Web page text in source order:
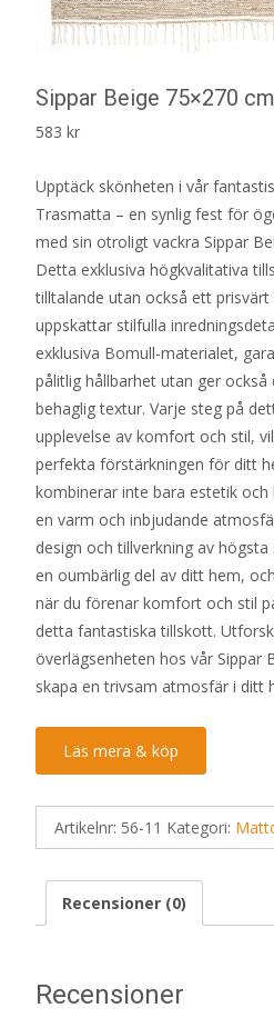
Sippar Beige 75×270 cm
583 kr
Upptäck skönheten i vår
Trasmatta – en synlig fest för
med sin otroligt vackra Sippar
Detta exklusiva högkvalitativa
tilltalande utan också ett
uppskattar stilfulla
exklusiva Bomull-materialet,
pålitlig hållbarhet utan ger
behaglig textur. Varje steg på
upplevelse av komfort och stil,
perfekta förstärkningen för ditt
kombinerar inte bara estetik
en varm och inbjudande
design och tillverkning av
en oumbärlig del av ditt hem,
när du förenar komfort och stil
detta fantastiska tillskott.
överlägsenheten hos vår
skapa en trivsam atmosfär i ditt
Läs mera & köp
Artikelnr: 56-11 Kategori:
Recensioner (0)
Recensioner